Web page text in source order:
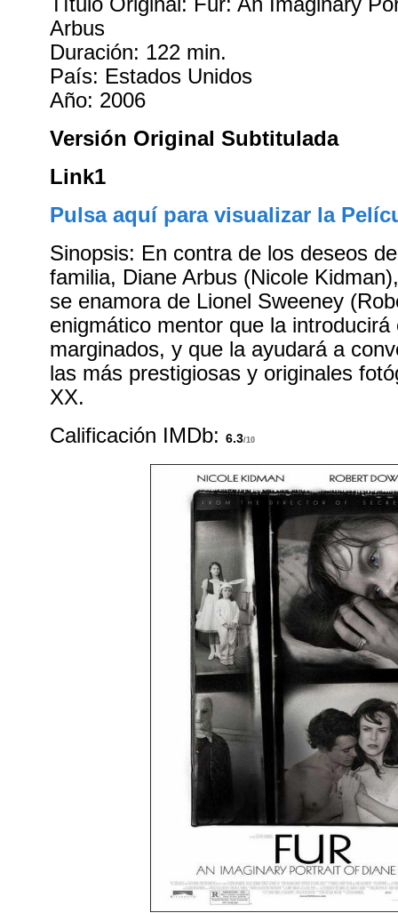
Arbus
Duración: 122 min.
País: Estados Unidos
Año: 2006
Versión Original Subtitulada
Link1
Pulsa aquí para visualizar la
Sinopsis: En contra de los deseos
familia, Diane Arbus (Nicole
se enamora de Lionel Sweeney
enigmático mentor que la
marginados, y que la ayudará a
las más prestigiosas y originales
XX.
Calificación IMDb:6.3/10